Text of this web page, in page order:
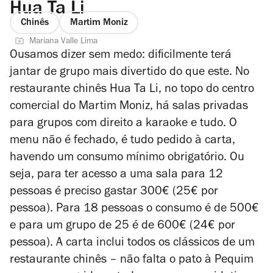
Hua Ta Li
Chinês Martim Moniz
Mariana Valle Lima
Ousamos dizer sem medo: dificilmente terá
jantar de grupo mais divertido do que este. No
restaurante chinês Hua Ta Li, no topo do centro
comercial do Martim Moniz, há salas privadas
para grupos com direito a karaoke e tudo. O
menu não é fechado, é tudo pedido à carta,
havendo um consumo mínimo obrigatório. Ou
seja, para ter acesso a uma sala para 12
pessoas é preciso gastar 300€ (25€ por
pessoa). Para 18 pessoas o consumo é de 500€
e para um grupo de 25 é de 600€ (24€ por
pessoa). A carta inclui todos os clássicos de um
restaurante chinês – não falta o pato à Pequim